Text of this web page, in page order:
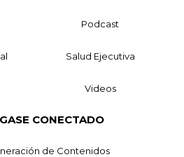
Podcast
Salud Ejecutiva
Videos
CONECTADO
de Contenidos